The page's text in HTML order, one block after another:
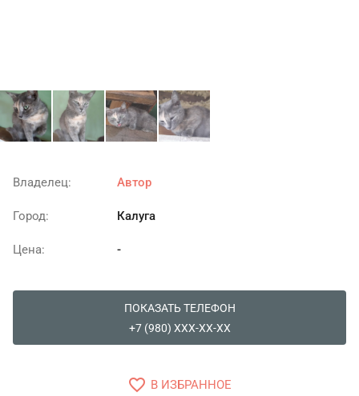
Владелец: Автор
Город: Калуга
Цена: -
ПОКАЗАТЬ ТЕЛЕФОН
+7 (980) XXX-XX-XX
favorite_border В ИЗБРАННОЕ